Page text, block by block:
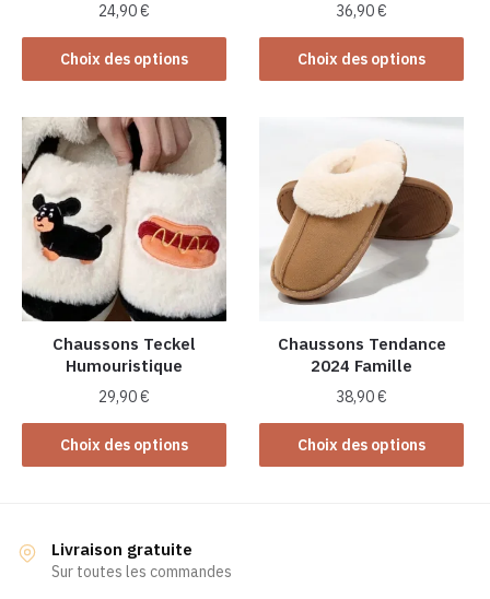
24,90€
Choix des options
Ce
produit
plusieurs
variations.
Les
options
peuvent
être
choisies
sur
la
page
du
produit
36,90€
Choix des options
Ce
produit
plusieurs
variations.
Les
options
peuvent
être
choisies
la
page
du
produit
Chaussons Teckel
Humouristique
29,90€
Choix des options
Ce
produit
variations.
Les
Chaussons Tendance
2024 Famille
38,90€
Choix des options
Ce
produit
Livraison gratuite
Sur toutes les commandes